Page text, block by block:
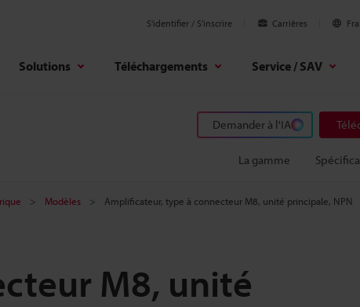
S'identifier / S’inscrire Carrières
Solutions Téléchargements Service / SAV
Demander à l'IA
La gamme
Modèles Amplificateur, type à connecteur M8, unité principale, NPN
M8, unité